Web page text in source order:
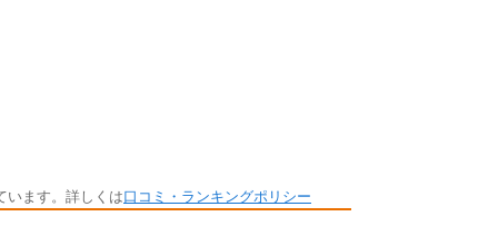
います。詳しくは口コミ・ランキングポリシー